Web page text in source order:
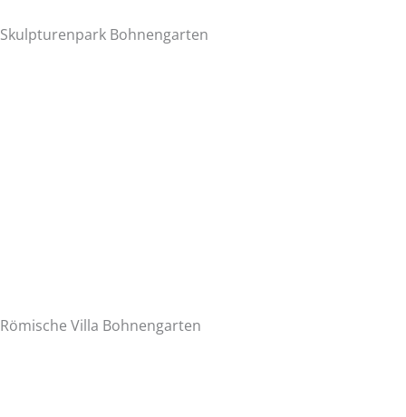
Skulpturenpark Bohnengarten
Römische Villa Bohnengarten